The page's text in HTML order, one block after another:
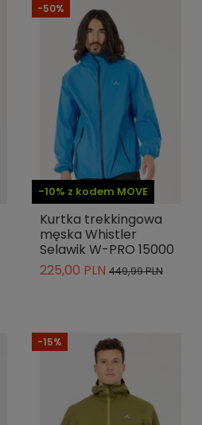
-10% z kodem MOVE
-50%
Kurtka trekkingowa
męska Whistler
Selawik W-PRO 15000
225,00 PLN 449,99 PLN
-15%